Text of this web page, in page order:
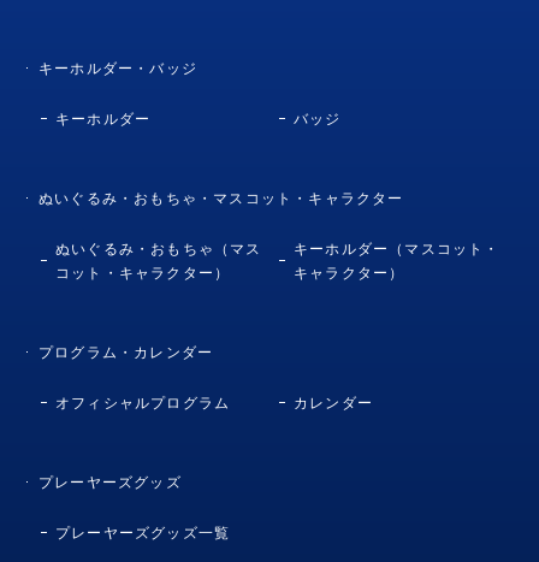
キーホルダー・バッジ
キーホルダー バッジ
ぬいぐるみ・おもちゃ・マスコット・キャラクター
ぬいぐるみ・おもちゃ（マス
コット・キャラクター）
キーホルダー（マスコット・
キャラクター）
プログラム・カレンダー
オフィシャルプログラム カレンダー
プレーヤーズグッズ
プレーヤーズグッズ一覧